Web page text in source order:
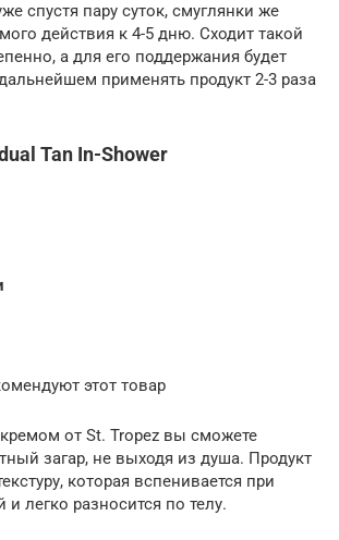
спустя пару суток, смуглянки же
действия к 4-5 дню. Сходит такой
а для его поддержания будет
применять продукт 2-3 раза
Tan In-Shower
этот товар
от St. Tropez вы сможете
загар, не выходя из душа. Продукт
которая вспенивается при
и легко разносится по телу.